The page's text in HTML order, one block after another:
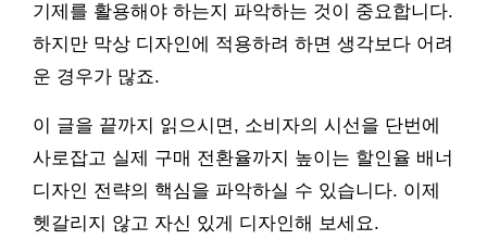
기제를 활용해야 하는지 파악하는 것이 중요합니다.
하지만 막상 디자인에 적용하려 하면 생각보다 어려
운 경우가 많죠.
이 글을 끝까지 읽으시면, 소비자의 시선을 단번에
사로잡고 실제 구매 전환율까지 높이는 할인율 배너
디자인 전략의 핵심을 파악하실 수 있습니다. 이제
헷갈리지 않고 자신 있게 디자인해 보세요.